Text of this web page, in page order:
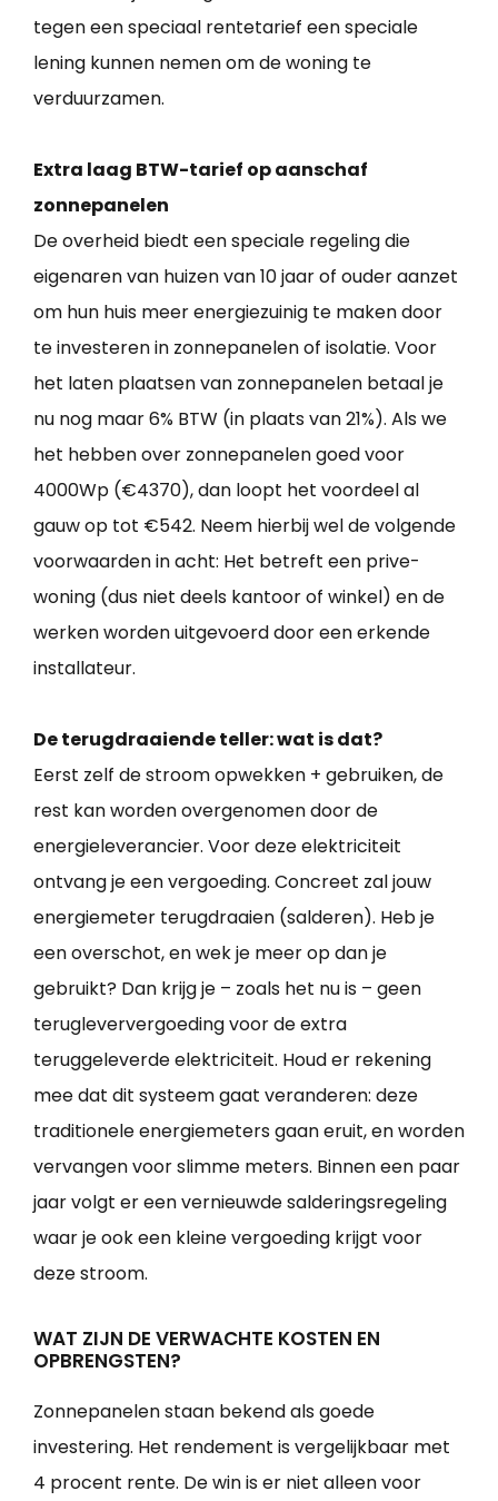
tegen een speciaal rentetarief een speciale
lening kunnen nemen om de woning te
verduurzamen.
Extra laag BTW-tarief op aanschaf
zonnepanelen
De overheid biedt een speciale regeling die
eigenaren van huizen van 10 jaar of ouder aanzet
om hun huis meer energiezuinig te maken door
te investeren in zonnepanelen of isolatie. Voor
het laten plaatsen van zonnepanelen betaal je
nu nog maar 6% BTW (in plaats van 21%). Als we
het hebben over zonnepanelen goed voor
4000Wp (€4370), dan loopt het voordeel al
gauw op tot €542. Neem hierbij wel de volgende
voorwaarden in acht: Het betreft een prive-
woning (dus niet deels kantoor of winkel) en de
werken worden uitgevoerd door een erkende
installateur.
De terugdraaiende teller: wat is dat?
Eerst zelf de stroom opwekken + gebruiken, de
rest kan worden overgenomen door de
energieleverancier. Voor deze elektriciteit
ontvang je een vergoeding. Concreet zal jouw
energiemeter terugdraaien (salderen). Heb je
een overschot, en wek je meer op dan je
gebruikt? Dan krijg je – zoals het nu is – geen
terugleververgoeding voor de extra
teruggeleverde elektriciteit. Houd er rekening
mee dat dit systeem gaat veranderen: deze
traditionele energiemeters gaan eruit, en worden
vervangen voor slimme meters. Binnen een paar
jaar volgt er een vernieuwde salderingsregeling
waar je ook een kleine vergoeding krijgt voor
deze stroom.
WAT ZIJN DE VERWACHTE KOSTEN EN
OPBRENGSTEN?
Zonnepanelen staan bekend als goede
investering. Het rendement is vergelijkbaar met
4 procent rente. De win is er niet alleen voor